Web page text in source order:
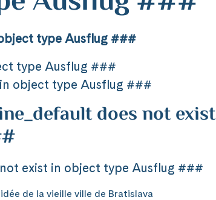
type Ausflug ###
type Ausflug ###
object type Ausflug ###
does not exist
exist in object type Ausflug ###
de la vieille ville de Bratislava